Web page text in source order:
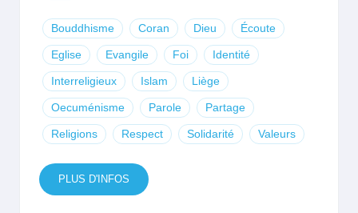
Bouddhisme Coran Dieu Écoute
Eglise Evangile Foi Identité
Interreligieux Islam Liège
Oecuménisme Parole Partage
Religions Respect Solidarité Valeurs
PLUS D'INFOS